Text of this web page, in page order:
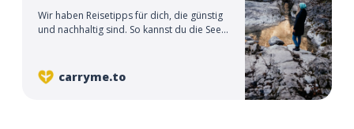
Wir haben Reisetipps für dich, die günstig
und nachhaltig sind. So kannst du die Seele
carryme.to